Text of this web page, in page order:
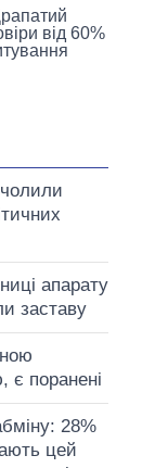
від 60%
апарату
заставу
є поранені
28%
цей